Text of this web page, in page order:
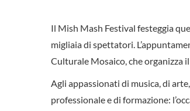
Il Mish Mash Festival festeggia
migliaia di spettatori.
Culturale Mosaico, che organizza
Agli appassionati di musica, di
professionale e di formazione: